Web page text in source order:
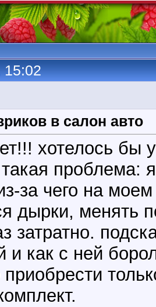
в салон авто
хотелось бы
проблема:
за чего на
дырки, менять
затратно.
и как с ней